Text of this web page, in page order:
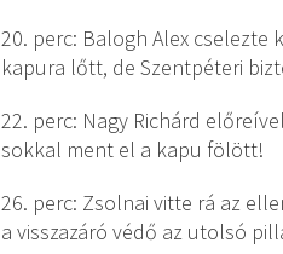
20. perc: Balogh Alex
kapura lőtt, de Szentpéteri
22. perc: Nagy Richárd
sokkal ment el a kapu fölött!
26. perc: Zsolnai vitte rá az
a visszazáró védő az utolsó